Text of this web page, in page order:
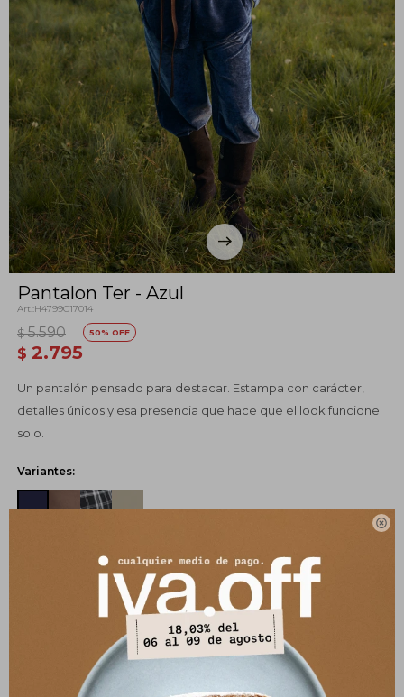

Pantalon Ter - Azul
H4799C17014
$ 2.795
$ 5.590 50
Un pantalón pensado para destacar. Estampa con carácter,
detalles únicos y esa presencia que hace que el look funcione
solo.
Variantes:
SELECCIONAR TALLE
COMPRAR
CANJEÁ TUS MILLAS ITAÚ